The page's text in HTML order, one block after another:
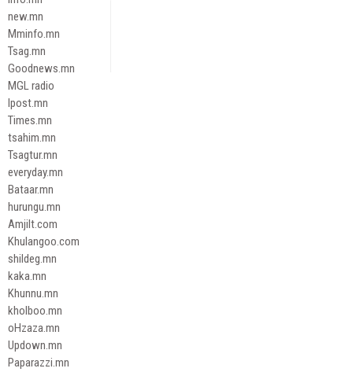
new.mn
Mminfo.mn
Tsag.mn
Goodnews.mn
MGL radio
Ipost.mn
Times.mn
tsahim.mn
Tsagtur.mn
everyday.mn
Bataar.mn
hurungu.mn
Amjilt.com
Khulangoo.com
shildeg.mn
kaka.mn
Khunnu.mn
kholboo.mn
oHzaza.mn
Updown.mn
Paparazzi.mn